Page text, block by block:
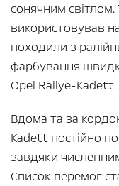
сонячним
використовував
походили з
фарбування
Opel Rallye-Kadett.
Вдома та за
Kadett постійно
завдяки
Список перемог